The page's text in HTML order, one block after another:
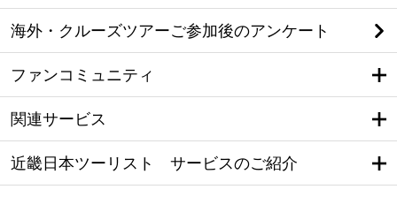
海外・クルーズツアーご参加後のアンケート
ファンコミュニティ
関連サービス
近畿日本ツーリスト サービスのご紹介